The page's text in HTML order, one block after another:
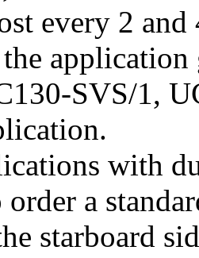
every 2
SVS/1,
with
order a
starboard